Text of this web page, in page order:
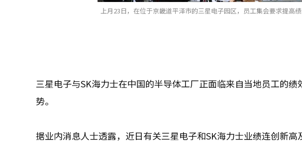
上月23日，在位于京畿道平泽市的三星电子园区，员工集会要求提高
三星电子与SK海力士在中国的半导体工厂正面临来自当地员工的
势。
据业内消息人士透露，近日有关三星电子和SK海力士业绩连创新